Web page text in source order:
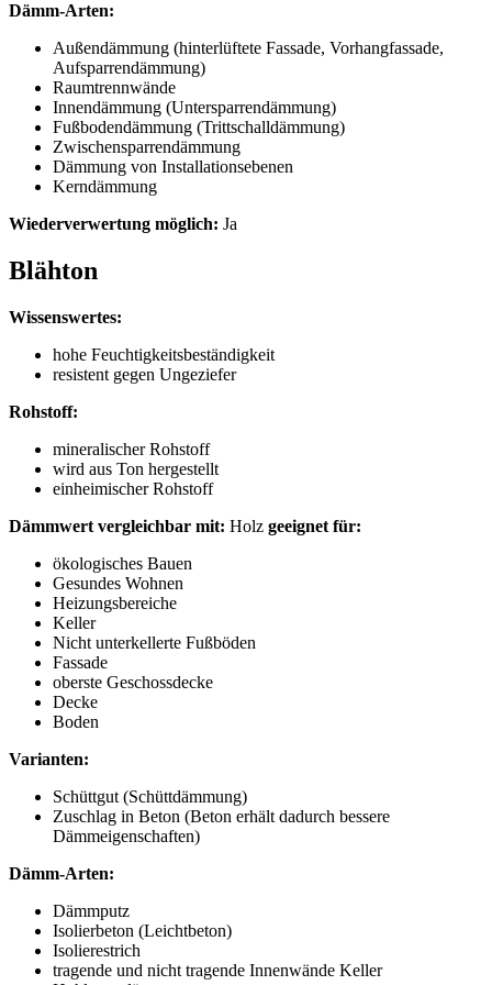
Dämm-Arten:
Außendämmung (hinterlüftete Fassade, Vorhangfassade,
Aufsparrendämmung)
Raumtrennwände
Innendämmung (Untersparrendämmung)
Fußbodendämmung (Trittschalldämmung)
Zwischensparrendämmung
Dämmung von Installationsebenen
Kerndämmung
Wiederverwertung möglich: Ja
Blähton
Wissenswertes:
hohe Feuchtigkeitsbeständigkeit
resistent gegen Ungeziefer
Rohstoff:
mineralischer Rohstoff
wird aus Ton hergestellt
einheimischer Rohstoff
Dämmwert vergleichbar mit: Holz geeignet für:
ökologisches Bauen
Gesundes Wohnen
Heizungsbereiche
Keller
Nicht unterkellerte Fußböden
Fassade
oberste Geschossdecke
Decke
Boden
Varianten:
Schüttgut (Schüttdämmung)
Zuschlag in Beton (Beton erhält dadurch bessere
Dämmeigenschaften)
Dämm-Arten:
Dämmputz
Isolierbeton (Leichtbeton)
Isolierestrich
tragende und nicht tragende Innenwände Keller